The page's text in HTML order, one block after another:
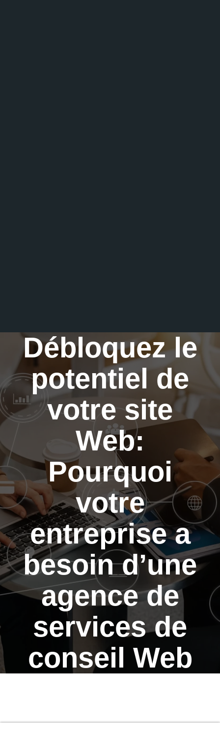
Débloquez le
potentiel de
votre site
Web:
Pourquoi
votre
entreprise a
besoin d’une
agence de
services de
conseil Web